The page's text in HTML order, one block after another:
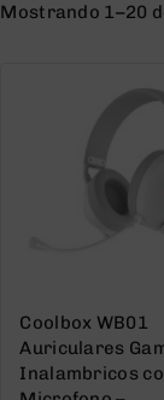
Mostrando 1–20
Coolbox WB01
Auriculares
Inalambricos